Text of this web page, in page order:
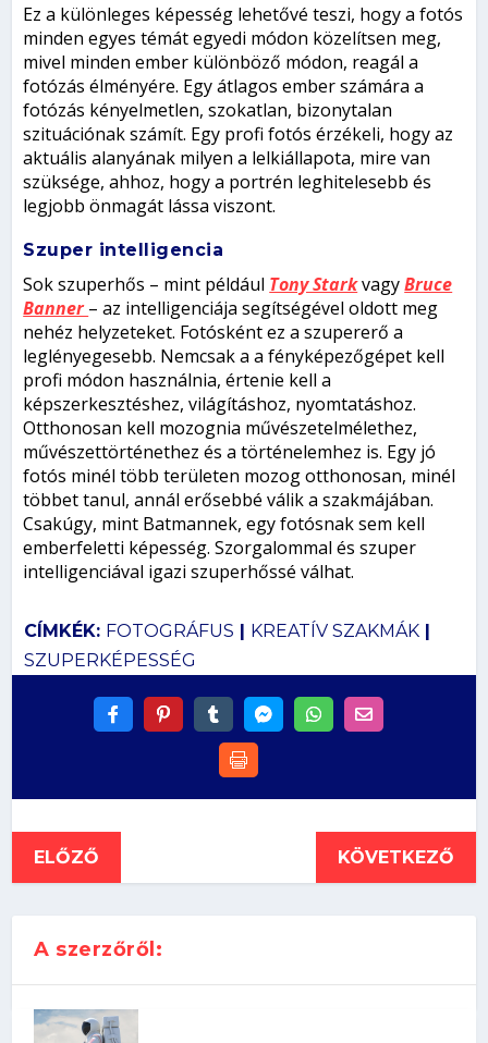
Ez a különleges képesség lehetővé teszi, hogy a fotós
minden egyes témát egyedi módon közelítsen meg,
mivel minden ember különböző módon, reagál a
fotózás élményére. Egy átlagos ember számára a
fotózás kényelmetlen, szokatlan, bizonytalan
szituációnak számít. Egy profi fotós érzékeli, hogy az
aktuális alanyának milyen a lelkiállapota, mire van
szüksége, ahhoz, hogy a portrén leghitelesebb és
legjobb önmagát lássa viszont.
Szuper intelligencia
Sok szuperhős – mint például Tony StarkvagyBruce
Banner– az intelligenciája segítségével oldott meg
nehéz helyzeteket. Fotósként ez a szupererő a
leglényegesebb. Nemcsak a a fényképezőgépet kell
profi módon használnia, értenie kell a
képszerkesztéshez, világításhoz, nyomtatáshoz.
Otthonosan kell mozognia művészetelmélethez,
művészettörténethez és a történelemhez is. Egy jó
fotós minél több területen mozog otthonosan, minél
többet tanul, annál erősebbé válik a szakmájában.
Csakúgy, mint Batmannek, egy fotósnak sem kell
emberfeletti képesség. Szorgalommal és szuper
intelligenciával igazi szuperhőssé válhat.
CÍMKÉK: FOTOGRÁFUS | KREATÍV SZAKMÁK|
SZUPERKÉPESSÉG
ELŐZŐ KÖVETKEZŐ
A szerzőről: